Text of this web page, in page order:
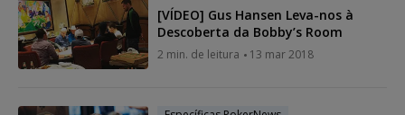
[VÍDEO] Gus Hansen Leva-nos à
Descoberta da Bobby’s Room
2 min. de leitura 13 mar 2018